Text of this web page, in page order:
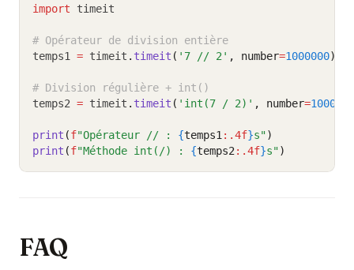
import timeit
# Opérateur de division entière
temps1 = timeit . timeit ( '7 // 2' , number=1000000)
# Division régulière + int()
temps2 = timeit . timeit ( 'int(7 / 2)' , number=1000000
print (f"Opérateur // : {temps1 :.4f}s")
print (f"Méthode int(/) : {temps2 :.4f}s")
FAQ